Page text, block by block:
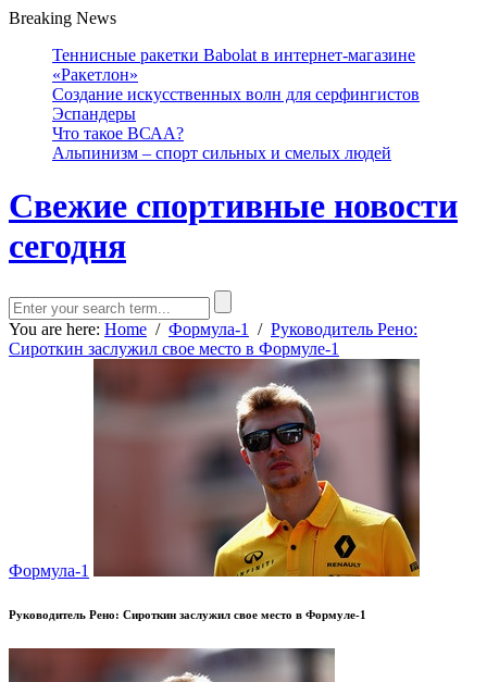
Breaking News
Теннисные ракетки Babolat в интернет-магазине
«Ракетлон»
Создание искусственных волн для серфингистов
Эспандеры
Что такое ВСАА?
Альпинизм – спорт сильных и смелых людей
Свежие спортивные новости
сегодня
You are here: Home / Формула-1 / Руководитель Рено:
Сироткин заслужил свое место в Формуле-1
Формула-1
Руководитель Рено: Сироткин заслужил свое место в Формуле-1